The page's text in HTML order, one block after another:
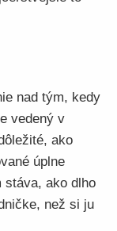
nad tým, kedy
vedený v
ako
úplne
stáva, ako dlho
než si ju